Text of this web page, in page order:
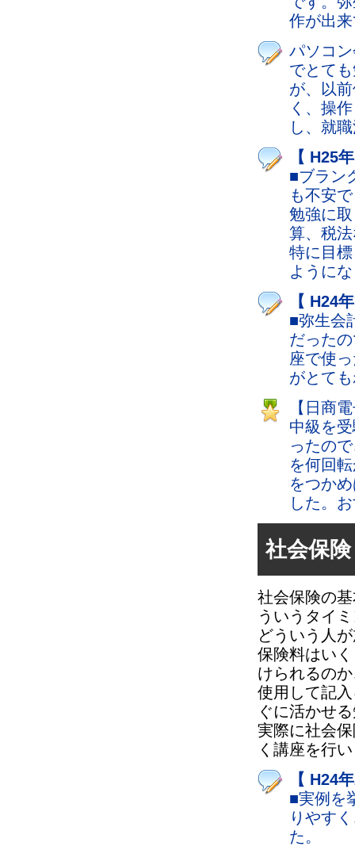
作が出
パソコ
でとて
が、以
く、操
し、就
【 H25
■ブラン
も不安
勉強に
算、税
特に目
ように
【 H24
■弥生会
だった
座で使
がとて
【日商
中級を
ったの
を何回
をつか
した。
社会保険
社会保険の
ういうタイ
どういう人
保険料はい
けられるの
使用して記
ぐに活かせ
実際に社会
く講座を行
【 H24
■実例を
りやす
た。